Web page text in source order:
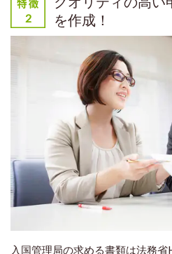
を作成！
入国管理局の求める書類は法務